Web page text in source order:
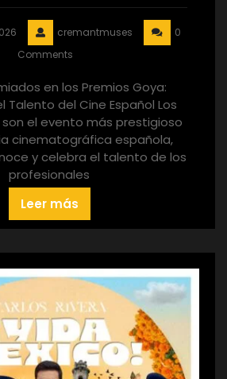
cremantmuses
0
Comments
en los Premios Goya:
Talento del Cine Español Los
son el evento más prestigioso
cinematográfica española,
y celebra el talento de los
profesionales
Leer más